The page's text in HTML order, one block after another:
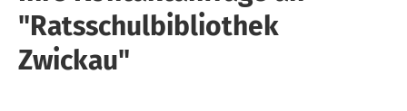
"Ratsschulbibliothek
Zwickau"